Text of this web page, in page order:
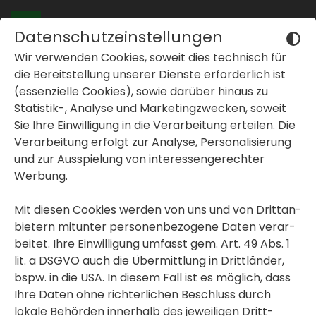
Datenschutzeinstellungen
Wir verwenden Cookies, soweit dies tech­nisch für
die Bereit­stel­lung unserer Dienste erfor­der­lich ist
(essen­zi­elle Cookies), sowie darüber hinaus zu
Statistik-, Analyse und Marke­ting­zwe­cken, soweit
Sie Ihre Einwil­li­gung in die Verar­bei­tung erteilen. Die
Verar­bei­tung erfolgt zur Analyse, Perso­na­li­sie­rung
und zur Ausspie­lung von inter­es­sen­ge­rechter
Werbung.
Mit diesen Cookies werden von uns und von Dritt­an­
bie­tern mitunter perso­nen­be­zo­gene Daten verar­
beitet. Ihre Einwil­li­gung umfasst gem. Art. 49 Abs. 1
lit. a DSGVO auch die Übermitt­lung in Dritt­länder,
bspw. in die USA. In diesem Fall ist es möglich, dass
Ihre Daten ohne rich­ter­li­chen Beschluss durch
lokale Behörden inner­halb des jewei­ligen Dritt­
oder ausblenden
oder ausblenden
oder ausblenden
Oops, an error occurred! Code: 20260807085915d1f348c4
Immo­bi­lien finden
GWS Gemeinnützige Alpenländische
Gesellschaft für Wohnungsbau und
Siedlungswesen m.b.H.
Am Puls der Zeit - Ihr neues